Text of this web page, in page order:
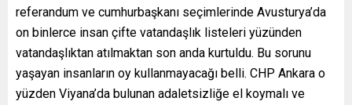
referandum ve cumhurbaşkanı seçimlerinde Avusturya’da
on binlerce insan çifte vatandaşlık listeleri yüzünden
vatandaşlıktan atılmaktan son anda kurtuldu. Bu sorunu
yaşayan insanların oy kullanmayacağı belli. CHP Ankara o
yüzden Viyana’da bulunan adaletsizliğe el koymalı ve